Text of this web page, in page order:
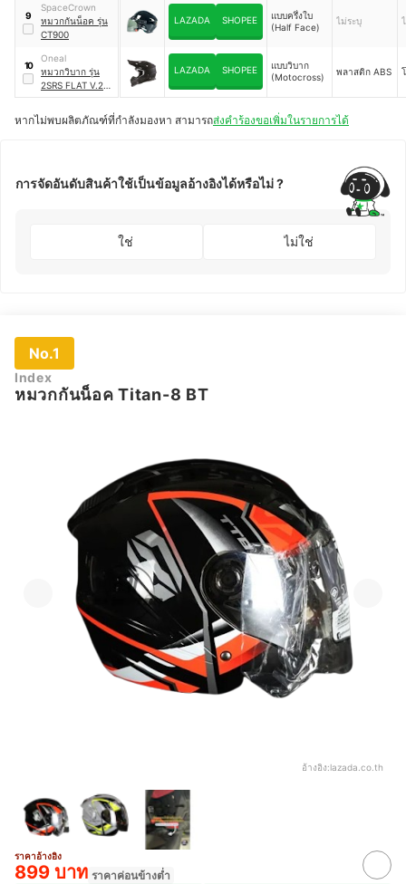
9
SpaceCrown
หมวกกันน็อค รุ่น
CT900
LAZADA SHOPEE
แบบครึ่งใบ
(Half Face)
ไม่ระบุ
10
Oneal
หมวกวิบาก รุ่น
2SRS FLAT V.23
Black
LAZADA SHOPEE
แบบวิบาก
(Motocross)
พลาสติก ABS
หากไม่พบผลิตภัณฑ์ที่กำลังมองหา สามารถส่งคำร้องขอเพิ่มในรายการได้
การจัดอันดับสินค้าใช้เป็นข้อมูลอ้างอิงได้หรือไม่ ?
ใช่ ไม่ใช่
No.1
Index
หมวกกันน็อค Titan-8 BT
อ้างอิง:lazada.co.th
ราคาอ้างอิง
899 บาท ราคาค่อนข้างต่ำ